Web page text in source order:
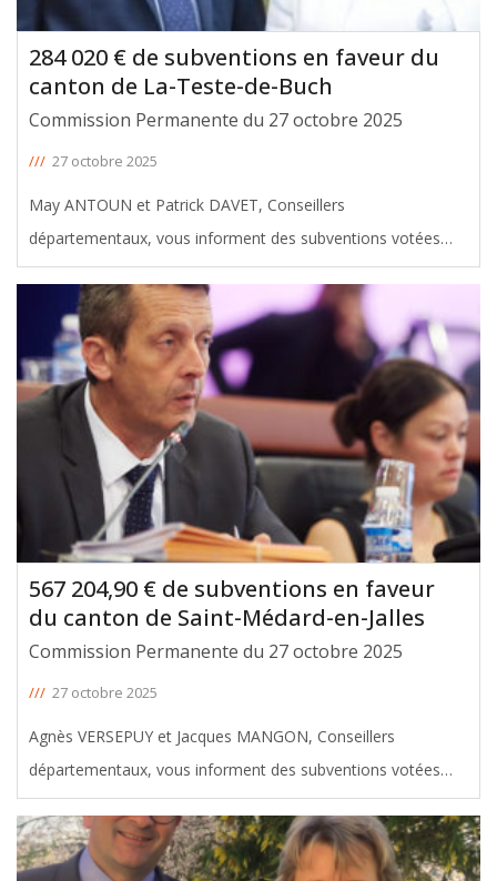
284 020 € de subventions en faveur du
canton de La-Teste-de-Buch
Commission Permanente du 27 octobre 2025
/// 27 octobre 2025
May ANTOUN et Patrick DAVET, Conseillers
départementaux, vous informent des subventions votées
avec leur soutien en faveur du canton de La Teste-de-Buch,
lors de la Commission Permanente du 27 Octobre 2025. Le
montant total de ces aides[ … ]
567 204,90 € de subventions en faveur
du canton de Saint-Médard-en-Jalles
Commission Permanente du 27 octobre 2025
/// 27 octobre 2025
Agnès VERSEPUY et Jacques MANGON, Conseillers
départementaux, vous informent des subventions votées
avec leur soutien en faveur du canton de Saint-Médard-en-
Jalles, lors de la Commission permanente du 27 Octobre
2025. Le montant total de ces[ … ]